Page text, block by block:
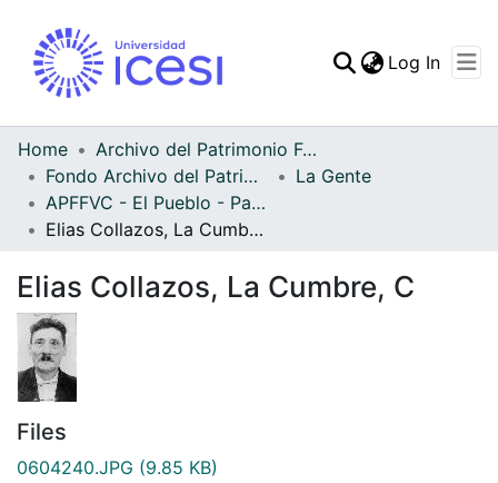
Statistics
Log In
Home
Archivo del Patrimonio Fotográfico y Fílmico del Valle del Cauca
Fondo Archivo del Patrimonio Fotográfico y Fílmico del Valle del Cauca
La Gente
APFFVC - El Pueblo - Patrimonial
Elias Collazos, La Cumbre, C
Elias Collazos, La Cumbre, C
Files
0604240.JPG (9.85 KB)